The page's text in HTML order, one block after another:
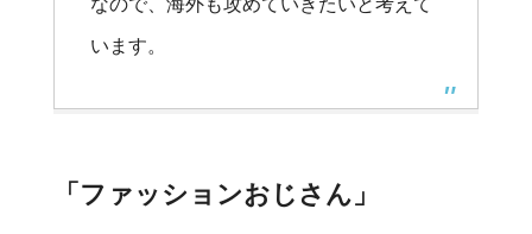
います。
「ファッションおじさん」